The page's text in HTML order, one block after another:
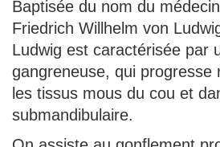
Baptisée du nom du
Friedrich Willhelm von
Ludwig est caractérisée par
gangreneuse, qui progresse
les tissus mous du cou et
submandibulaire.